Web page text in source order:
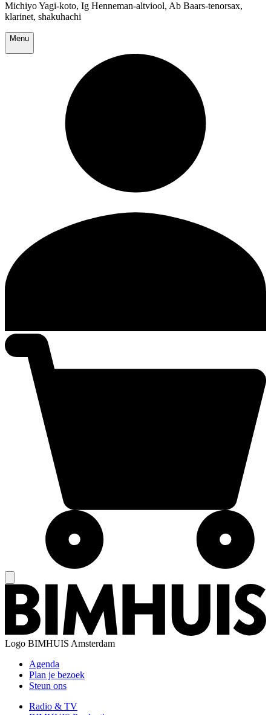
Michiyo Yagi-koto, Ig Henneman-altviool, Ab Baars-tenorsax,
klarinet, shakuhachi
Menu
Logo BIMHUIS Amsterdam
Agenda
Plan je bezoek
Steun ons
Radio & TV